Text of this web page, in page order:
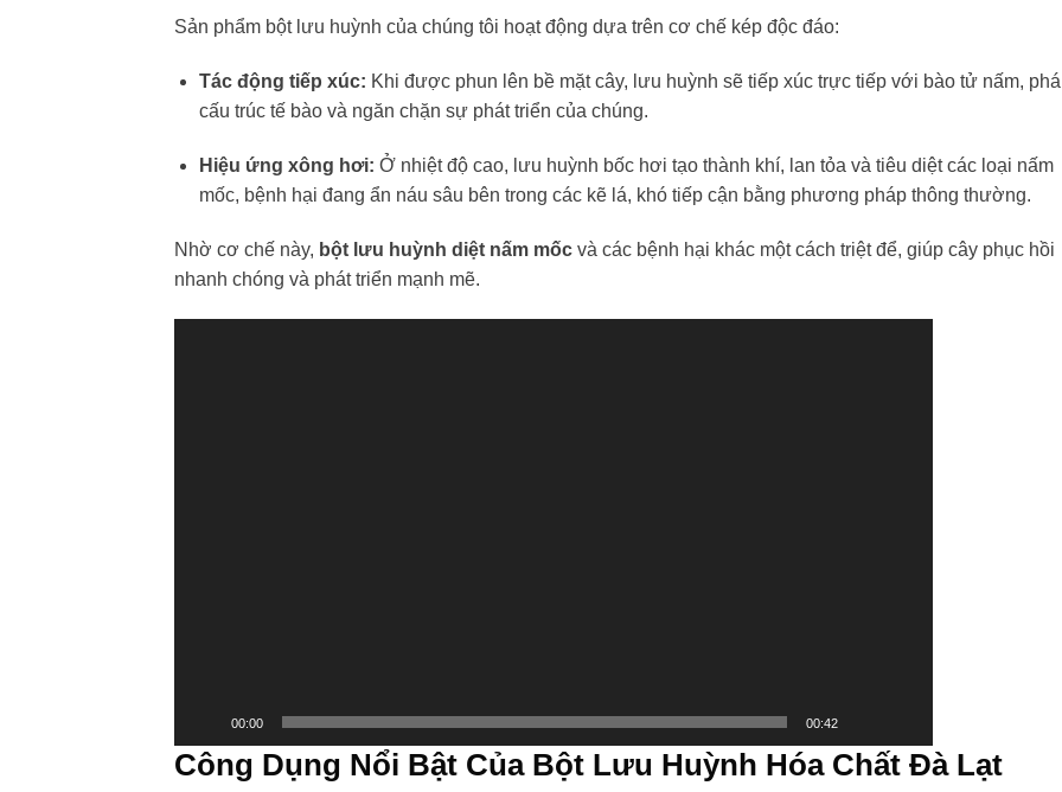
Sản phẩm bột lưu huỳnh của chúng tôi hoạt động dựa trên cơ chế kép độc đáo:
Tác động tiếp xúc: Khi được phun lên bề mặt cây, lưu huỳnh sẽ tiếp xúc trực tiếp với bào tử nấm,
cấu trúc tế bào và ngăn chặn sự phát triển của chúng.
Hiệu ứng xông hơi: Ở nhiệt độ cao, lưu huỳnh bốc hơi tạo thành khí, lan tỏa và tiêu diệt các loại nấm
mốc, bệnh hại đang ẩn náu sâu bên trong các kẽ lá, khó tiếp cận bằng phương pháp thông thường.
Nhờ cơ chế này, bột lưu huỳnh diệt nấm mốc và các bệnh hại khác một cách triệt để, giúp cây phục hồi
nhanh chóng và phát triển mạnh mẽ.
00:00 00:42
Công Dụng Nổi Bật Của Bột Lưu Huỳnh Hóa Chất Đà Lạt